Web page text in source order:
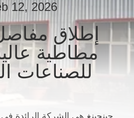
في
المعمل
مراقبة
12, 2026
إطلاق
مطاطية
للصناعات